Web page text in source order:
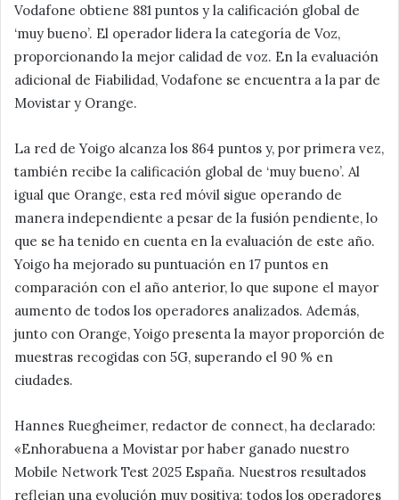
Vodafone obtiene 881 puntos y la calificación global de
‘muy bueno’. El operador lidera la categoría de Voz,
proporcionando la mejor calidad de voz. En la evaluación
adicional de Fiabilidad, Vodafone se encuentra a la par de
Movistar y Orange.
La red de Yoigo alcanza los 864 puntos y, por primera vez,
también recibe la calificación global de ‘muy bueno’. Al
igual que Orange, esta red móvil sigue operando de
manera independiente a pesar de la fusión pendiente, lo
que se ha tenido en cuenta en la evaluación de este año.
Yoigo ha mejorado su puntuación en 17 puntos en
comparación con el año anterior, lo que supone el mayor
aumento de todos los operadores analizados. Además,
junto con Orange, Yoigo presenta la mayor proporción de
muestras recogidas con 5G, superando el 90 % en
ciudades.
Hannes Ruegheimer, redactor de connect, ha declarado:
«Enhorabuena a Movistar por haber ganado nuestro
Mobile Network Test 2025 España. Nuestros resultados
reflejan una evolución muy positiva: todos los operadores